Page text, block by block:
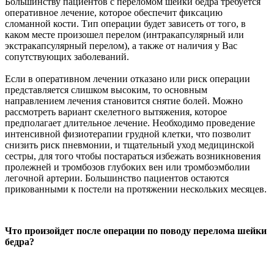
оперативное лечение, которое обеспечит фиксацию
сломанной кости. Тип операции будет зависеть от того, в
каком месте произошел перелом (интракапсулярный или
экстракапсулярный перелом), а также от наличия у Вас
сопутствующих заболеваний.
Если в оперативном лечении отказано или риск операции
представляется слишком высоким, то основным
направлением лечения становится снятие болей. Можно
рассмотреть вариант скелетного вытяжения, которое
предполагает длительное лечение. Необходимо проведение
интенсивной физиотерапии грудной клетки, что позволит
снизить риск пневмонии, и тщательный уход медицинской
сестры, для того чтобы постараться избежать возникновения
пролежней и тромбозов глубоких вен или тромбоэмболии
легочной артерии. Большинство пациентов остаются
прикованными к постели на протяжении нескольких месяцев.
Что произойдет после операции по поводу перелома шейки
бедра?